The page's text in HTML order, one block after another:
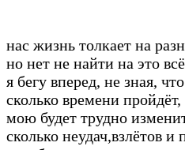
нас жизнь толкает на
но нет не найти на это
я бегу вперед, не зная,
сколько времени
мою будет трудно
сколько неудач,взлётов